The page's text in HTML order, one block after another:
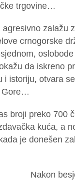
trgovine…
zalažu
crnogorske
da iskreno
i istoriju, otvara
Gore…
broji preko 700
kuća, a
je donešen
Nakon